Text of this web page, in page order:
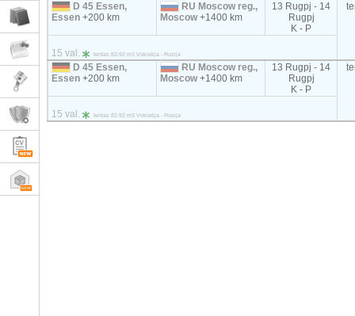
D 45 Essen,
Essen+200 km
RU Moscow reg.,
Moscow+1400 km
13 Rugpj - 14
Rugpj
K - P
15 val. tentas 82-92 m3 Vokietija - Rusija
D 45 Essen,
Essen+200 km
RU Moscow reg.,
Moscow+1400 km
13 Rugpj - 14
Rugpj
K - P
15 val. tentas 82-92 m3 Vokietija - Rusija